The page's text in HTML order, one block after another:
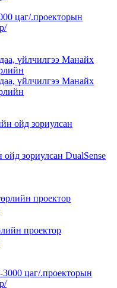
цаг/.проекторын
үйлчилгээ Манайх
үйлчилгээ Манайх
зориулсан DualSense
проектор